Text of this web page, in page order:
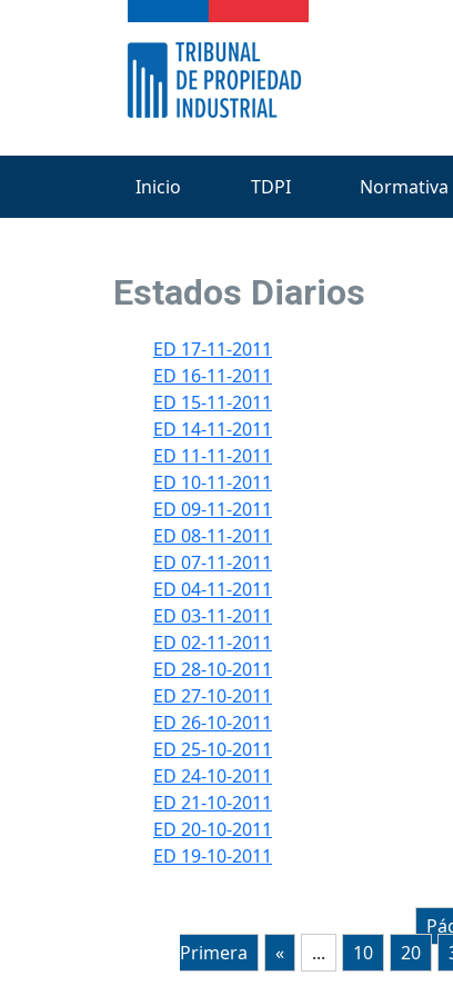
Inicio TDPI Normativa
Estados Diarios
ED 17-11-2011
ED 16-11-2011
ED 15-11-2011
ED 14-11-2011
ED 11-11-2011
ED 10-11-2011
ED 09-11-2011
ED 08-11-2011
ED 07-11-2011
ED 04-11-2011
ED 03-11-2011
ED 02-11-2011
ED 28-10-2011
ED 27-10-2011
ED 26-10-2011
ED 25-10-2011
ED 24-10-2011
ED 21-10-2011
ED 20-10-2011
ED 19-10-2011
Primera
« ... 10 20